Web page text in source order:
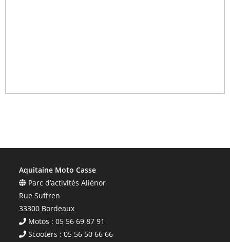
Aquitaine Moto Casse
Parc d’activités Aliénor
Rue Suffren
33300 Bordeaux
Motos : 05 56 69 87 91
Scooters : 05 56 50 66 66